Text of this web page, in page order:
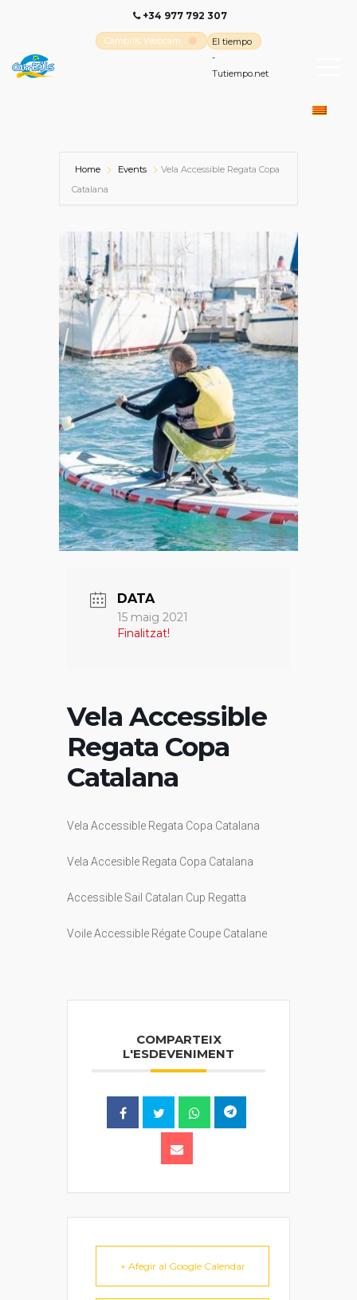
+34 977 792 307
Cambrils Webcam
El tiempo
-
Tutiempo.net
Home Events
Vela Accessible Regata Copa
Catalana
DATA
15 maig 2021
Finalitzat!
Vela Accessible
Regata Copa
Catalana
Vela Accessible Regata Copa Catalana
Vela Accesible Regata Copa Catalana
Accessible Sail Catalan Cup Regatta
Voile Accessible Régate Coupe Catalane
COMPARTEIX
L'ESDEVENIMENT
+ Afegir al Google Calendar